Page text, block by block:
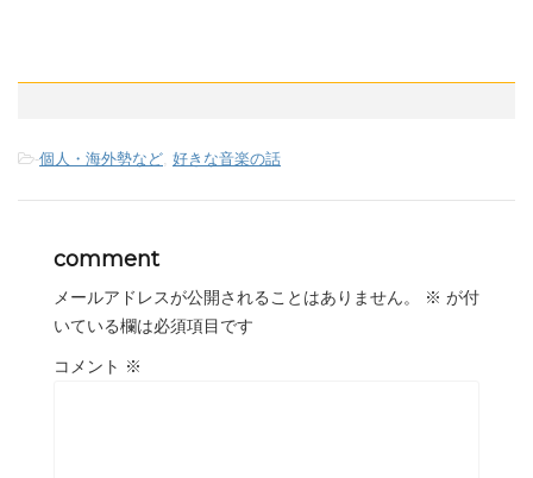
-個人・海外勢など 好きな音楽の話
comment
メールアドレスが公開されることはありません。 ※ が付
いている欄は必須項目です
コメント ※